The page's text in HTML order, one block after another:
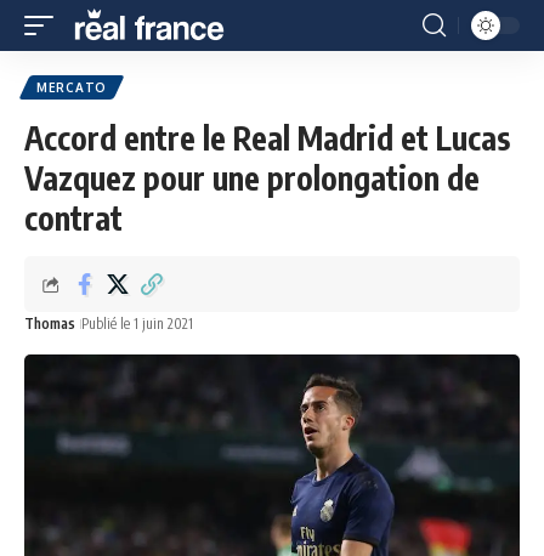
MERCATO
Accord entre le Real Madrid et Lucas
Vazquez pour une prolongation de
contrat
Thomas Publié le 1 juin 2021